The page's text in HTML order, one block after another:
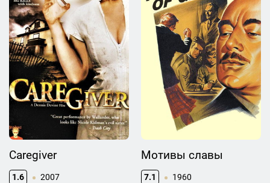
Caregiver
1.6 2007
Мотивы славы
7.1 1960